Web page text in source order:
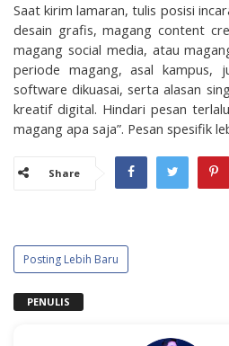
Saat kirim lamaran, tulis posisi
desain grafis, magang content
magang social media, atau
periode magang, asal kampus,
software dikuasai, serta alasan
kreatif digital. Hindari pesan
magang apa saja”. Pesan spesifik
Share
Posting Lebih Baru
PENULIS